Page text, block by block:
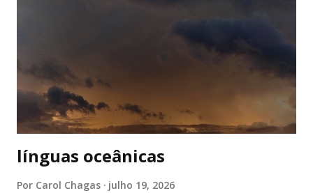
respiração. ela simplesmente acontece, até que deixa de
acontecer perfeitamente. eu pensava em um mundo inteiro
de significados que eu havia aprendido e agora me via sem
saber onde usar. o espaço ininterrupto entre viver uma
vida funcional e conhecer o universo de outra pessoa
tendem a pressionar o hipocampo ou seja lá o ...
línguas oceânicas
Por Carol Chagas julho 19, 2026